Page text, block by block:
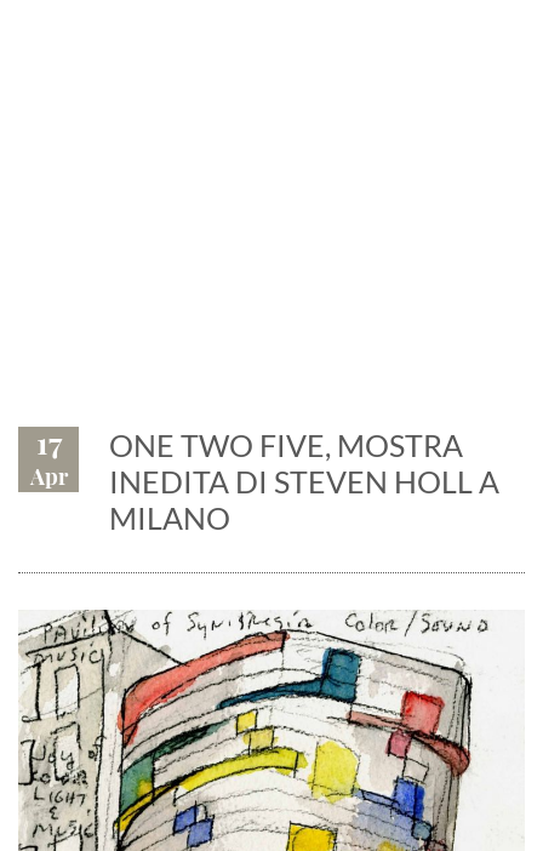
17
Apr
ONE TWO FIVE, MOSTRA
INEDITA DI STEVEN HOLL A
MILANO